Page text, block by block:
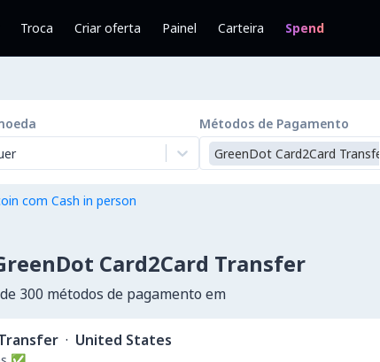
Troca Criar oferta Painel Carteira Spend
Métodos de Pagamento
GreenDot Card2Card Transfer
com Cash in person
Card2Card Transfer
300 métodos de pagamento em
· United States